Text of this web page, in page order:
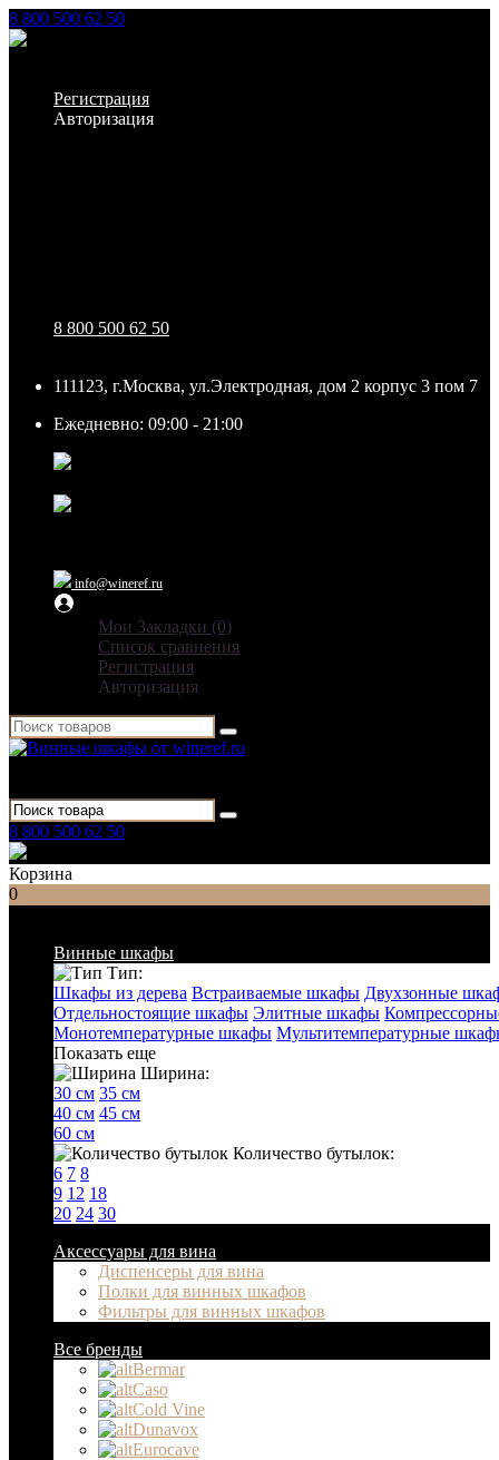
8 800 500 62 50
Регистрация
Авторизация
8 800 500 62 50
111123, г.Москва, ул.Электродная, дом 2 корпус 3 пом 7
Ежедневно: 09:00 - 21:00
info@wineref.ru
Мои Закладки (0)
Список сравнения
Регистрация
Авторизация
8 800 500 62 50
Корзина
0
Винные шкафы
Тип:
Шкафы из дерева Встраиваемые шкафы Двухзонные
Отдельностоящие шкафы Элитные шкафы
Монотемпературные шкафы Мультитемпературные
Показать еще
Ширина:
30 см 35 см
40 см 45 см
60 см
Количество бутылок:
6 7 8
9 12 18
20 24 30
Аксессуары для вина
Диспенсеры для вина
Полки для винных шкафов
Фильтры для винных шкафов
Все бренды
Bermar
Caso
Cold Vine
Dunavox
Eurocave